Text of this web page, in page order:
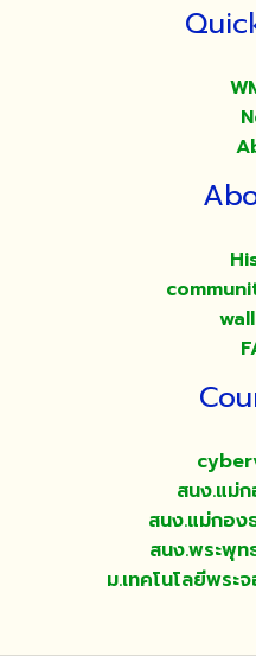
สนง.แม่
สนง.แม่กอง
สนง.พระพุท
ม.เทคโนโลยีพระ